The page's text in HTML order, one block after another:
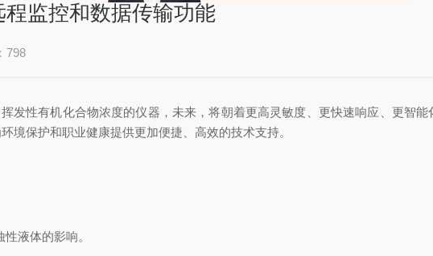
监控和数据传输功能
798
发性有机化合物浓度的仪器，未来，将朝着更高灵敏度、更快速响应、更智
境保护和职业健康提供更加便捷、高效的技术支持。
液体的影响。